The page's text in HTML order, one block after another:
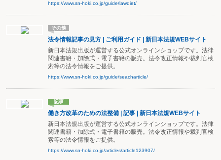
https://www.sn-hoki.co.jp/guide/lawdiet/
その他
法令情報記事の見方 | ご利用ガイド | 新日本法規WEBサイト
新日本法規出版が運営する公式オンラインショップです。法律
関連書籍・加除式・電子書籍の販売。法令改正情報や裁判官検
索等の法令情報をご提供。
https://www.sn-hoki.co.jp/guide/seacharticle/
記事
働き方改革のための法整備 | 記事 | 新日本法規WEBサイト
新日本法規出版が運営する公式オンラインショップです。法律
関連書籍・加除式・電子書籍の販売。法令改正情報や裁判官検
索等の法令情報をご提供。
https://www.sn-hoki.co.jp/articles/article123907/